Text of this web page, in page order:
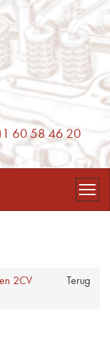
60 58 46 20
Terug
2CV